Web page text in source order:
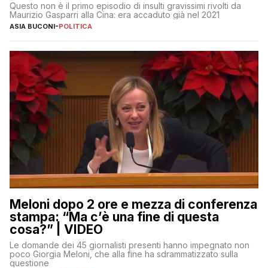
Questo non è il primo episodio di insulti gravissimi rivolti da
Maurizio Gasparri alla Cina: era accaduto già nel 2021
ASIA BUCONI-POLITICA
Meloni dopo 2 ore e mezza di conferenza
stampa: “Ma c’è una fine di questa
cosa?” | VIDEO
Le domande dei 45 giornalisti presenti hanno impegnato non
poco Giorgia Meloni, che alla fine ha sdrammatizzato sulla
questione